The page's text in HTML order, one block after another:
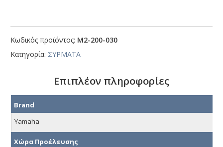
Κωδικός προϊόντος: Μ2-200-030
Κατηγορία: ΣΥΡΜΑΤΑ
Επιπλέον πληροφορίες
Brand
Yamaha
Χώρα Προέλευσης